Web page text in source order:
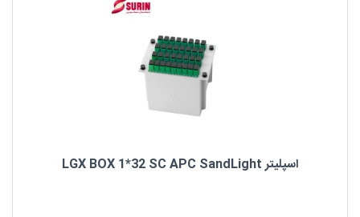
اسپلیتر LGX BOX 1*32 SC APC SandLight